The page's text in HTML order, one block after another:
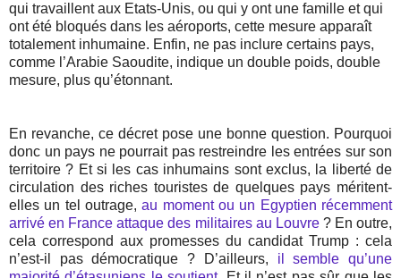
qui travaillent aux Etats-Unis, ou qui y ont une famille et qui
ont été bloqués dans les aéroports, cette mesure apparaît
totalement inhumaine. Enfin, ne pas inclure certains pays,
comme l’Arabie Saoudite, indique un double poids, double
mesure, plus qu’étonnant.
En revanche, ce décret pose une bonne question. Pourquoi
donc un pays ne pourrait pas restreindre les entrées sur son
territoire ? Et si les cas inhumains sont exclus, la liberté de
circulation des riches touristes de quelques pays méritent-
elles un tel outrage,au moment ou un Egyptien récemment
arrivé en France attaque des militaires au Louvre? En outre,
cela correspond aux promesses du candidat Trump : cela
n’est-il pas démocratique ? D’ailleurs, il semble qu’une